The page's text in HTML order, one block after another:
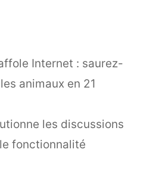
Internet : saurez-
animaux en 21
les discussions
fonctionnalité